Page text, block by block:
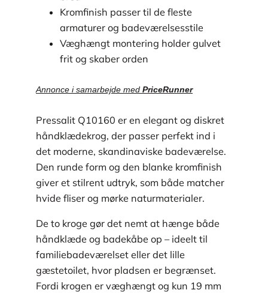
Kromfinish passer til de fleste
armaturer og badeværelsesstile
Væghængt montering holder gulvet
frit og skaber orden
Annonce i samarbejde med PriceRunner
Pressalit Q10160 er en elegant og diskret
håndklædekrog, der passer perfekt ind i
det moderne, skandinaviske badeværelse.
Den runde form og den blanke kromfinish
giver et stilrent udtryk, som både matcher
hvide fliser og mørke naturmaterialer.
De to kroge gør det nemt at hænge både
håndklæde og badekåbe op – ideelt til
familiebadeværelset eller det lille
gæstetoilet, hvor pladsen er begrænset.
Fordi krogen er væghængt og kun 19 mm